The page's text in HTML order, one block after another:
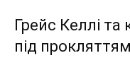
Грейс Келлі та
під